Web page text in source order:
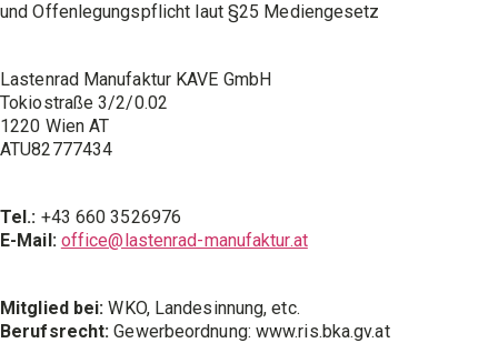
und Offenlegungspflicht laut §25 Mediengesetz
Lastenrad Manufaktur KAVE GmbH
Tokiostraße 3/2/0.02
1220 Wien AT
ATU82777434
Tel.: +43 660 3526976
E-Mail: office@lastenrad-manufaktur.at
Mitglied bei: WKO, Landesinnung, etc.
Berufsrecht: Gewerbeordnung: www.ris.bka.gv.at